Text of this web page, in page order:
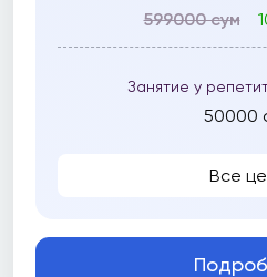
599000 сум
Занятие у
50000
Все